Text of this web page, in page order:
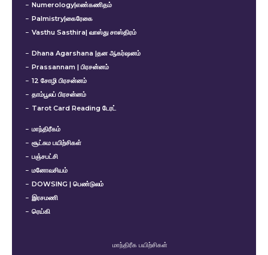
Numerology|எண்கணிதம்
Palmistry|கைரேகை
Vasthu Sasthira| வாஸ்து சாஸ்திரம்
Dhana Agarshana |தன ஆகர்ஷனம்
Prassannam | பிரசன்னம்
12 சோழி பிரசன்னம்
தாம்பூலப் பிரசன்னம்
Tarot Card Reading டேரட்
மாந்திரீகம்
சூட்சும பயிற்சிகள்
பஞ்சபட்சி
மனோவசியம்
DOWSING | பெண்டுலம்
இரசமணி
ரெய்கி
மாந்திரீக பயிற்சிகள்